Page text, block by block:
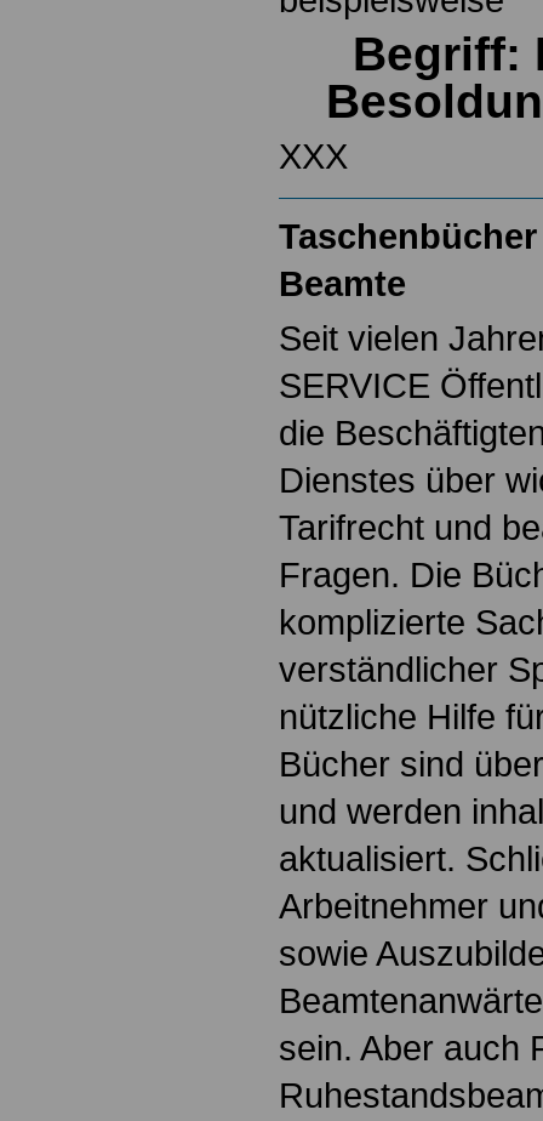
Begriff:
XXX
Beamte
Seit vielen
SERVICE
die
Dienstes über
Tarifrecht und
Fragen. Die
komplizierte
verständlicher
nützliche Hilfe
Bücher sind
und werden
aktualisiert.
Arbeitnehmer
sowie
sein. Aber auch